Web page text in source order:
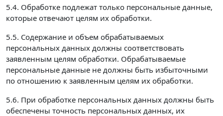
5.4. Обработке подлежат только персональные данные,
которые отвечают целям их обработки.
5.5. Содержание и объем обрабатываемых
персональных данных должны соответствовать
заявленным целям обработки. Обрабатываемые
персональные данные не должны быть избыточными
по отношению к заявленным целям их обработки.
5.6. При обработке персональных данных должны быть
обеспечены точность персональных данных, их